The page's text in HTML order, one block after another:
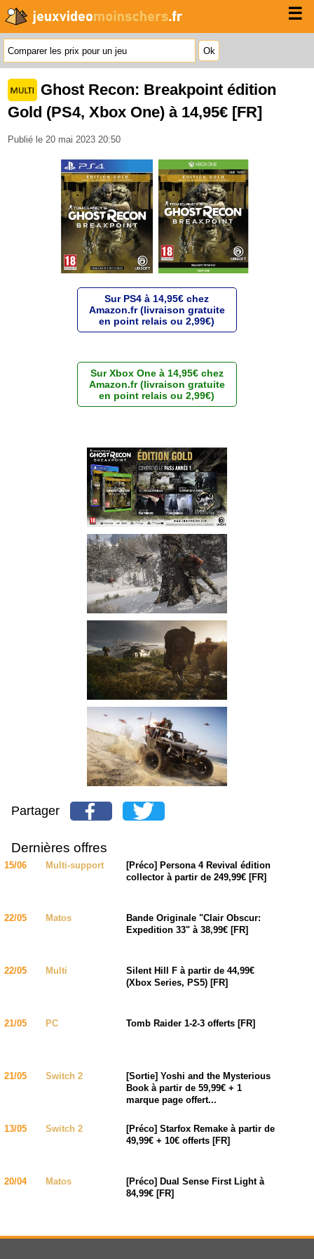
☰
Ghost Recon: Breakpoint édition
Gold (PS4, Xbox One) à 14,95€ [FR]
Publié le 20 mai 2023 20:50
Sur PS4 à 14,95€ chez
Amazon.fr (livraison gratuite
en point relais ou 2,99€)
Sur Xbox One à 14,95€ chez
Amazon.fr (livraison gratuite
en point relais ou 2,99€)
Partager
Dernières offres
15/06 Multi-support
[Préco] Persona 4 Revival édition
collector à partir de 249,99€ [FR]
22/05 Matos
Bande Originale "Clair Obscur:
Expedition 33" à 38,99€ [FR]
22/05 Multi
Silent Hill F à partir de 44,99€
(Xbox Series, PS5) [FR]
21/05 PC Tomb Raider 1-2-3 offerts [FR]
21/05 Switch 2
[Sortie] Yoshi and the Mysterious
Book à partir de 59,99€ + 1
marque page offert...
13/05 Switch 2
[Préco] Starfox Remake à partir de
49,99€ + 10€ offerts [FR]
20/04 Matos
[Préco] Dual Sense First Light à
84,99€ [FR]